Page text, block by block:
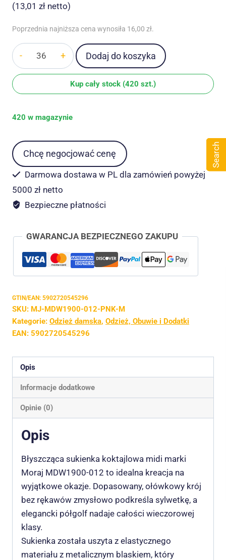
(13,01 zł netto)
Poprzednia najniższa cena wynosiła 16,00 zł.
wieczorowa
Moraj
(ciemna)
r.
M
Dodaj do koszyka
Kup cały stock (420 szt.)
420 w magazynie
Chcę negocjować cenę
Darmowa dostawa w PL dla zamówień powyżej
5000 zł netto
Bezpieczne płatności
GWARANCJA BEZPIECZNEGO ZAKUPU
GTIN/EAN: 5902720545296
SKU: MJ-MDW1900-012-PNK-M
Kategorie: Odzież damska, Odzież, Obuwie i Dodatki
EAN: 5902720545296
Opis
Informacje dodatkowe
Opinie (0)
Opis
Błyszcząca sukienka koktajlowa midi marki
Moraj MDW1900-012 to idealna kreacja na
wyjątkowe okazje. Dopasowany, ołówkowy krój
bez rękawów zmysłowo podkreśla sylwetkę, a
elegancki półgolf nadaje całości wieczorowej
klasy.
Sukienka została uszyta z elastycznego
materiału z metalicznym blaskiem, który
Search